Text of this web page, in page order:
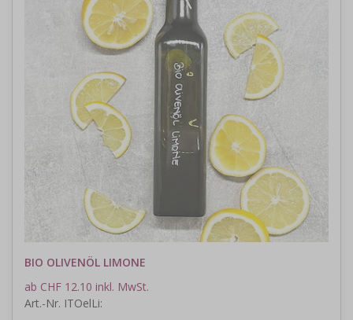
BIO OLIVENÖL LIMONE
ab CHF 12.10 inkl. MwSt.
Art.-Nr. ITOelLi: